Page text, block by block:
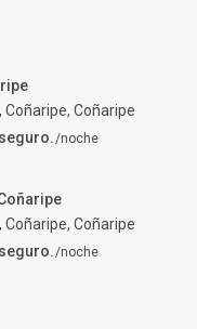
Coñaripe, Coñaripe
/noche
Coñaripe, Coñaripe
/noche